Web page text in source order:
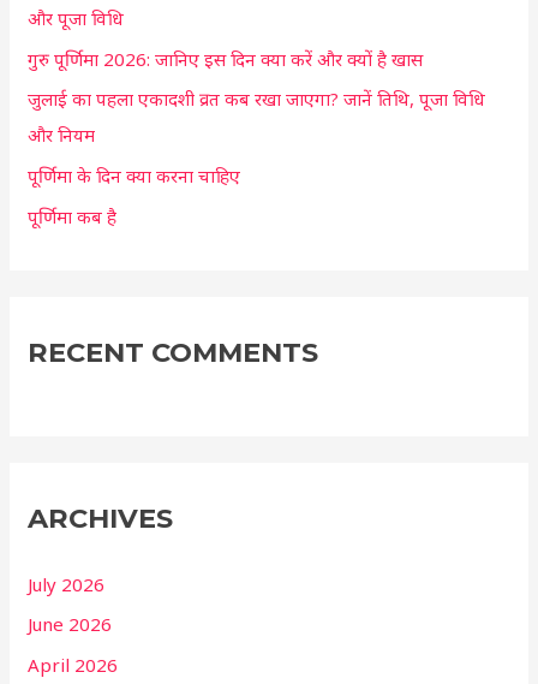
o
r
:
और पूजा विधि
गुरु पूर्णिमा 2026: जानिए इस दिन क्या करें और क्यों है खास
जुलाई का पहला एकादशी व्रत कब रखा जाएगा? जानें तिथि, पूजा विधि
और नियम
पूर्णिमा के दिन क्या करना चाहिए
पूर्णिमा कब है
RECENT COMMENTS
ARCHIVES
July 2026
June 2026
April 2026